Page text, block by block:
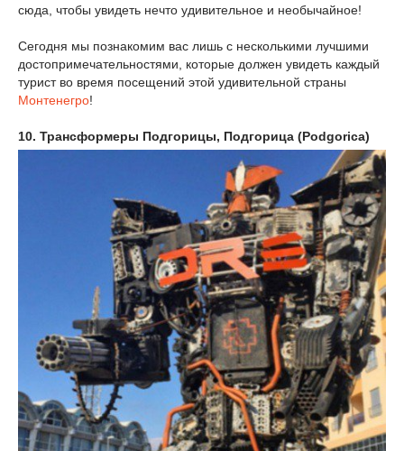
сюда, чтобы увидеть нечто удивительное и необычайное!
Сегодня мы познакомим вас лишь с несколькими лучшими
достопримечательностями, которые должен увидеть каждый
турист во время посещений этой удивительной страны
Монтенегро!
10. Трансформеры Подгорицы, Подгорица (Podgorica)